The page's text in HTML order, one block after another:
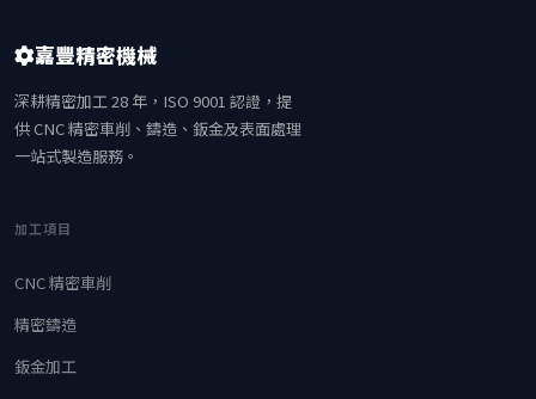
嘉豐精密機械
深耕精密加工 28 年，ISO 9001 認證，提
供 CNC 精密車削、鑄造、鈑金及表面處理
一站式製造服務。
加工項目
CNC 精密車削
精密鑄造
鈑金加工